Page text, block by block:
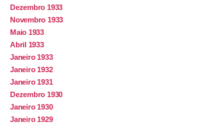
Dezembro 1933
Novembro 1933
Maio 1933
Abril 1933
Janeiro 1933
Janeiro 1932
Janeiro 1931
Dezembro 1930
Janeiro 1930
Janeiro 1929